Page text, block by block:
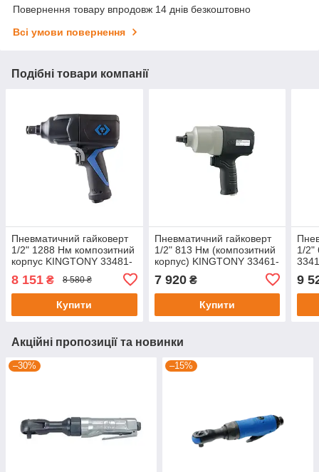
Повернення товару впродовж 14 днів безкоштовно
Всі умови повернення
Подібні товари компанії
Пневматичний гайковерт
1/2" 1288 Нм композитний
корпус KINGTONY 33481-
8 151 ₴ 8 580 ₴
Купити
Пневматичний гайковерт
1/2" 813 Нм (композитний
корпус) KINGTONY 33461-
7 920₴
Купити
1/2"
9
Акційні пропозиції та новинки
–30% –15%